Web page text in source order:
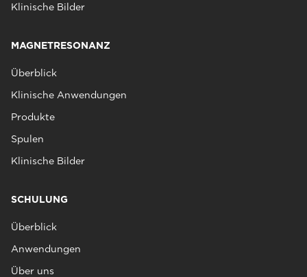
Klinische Bilder
MAGNETRESONANZ
Überblick
Klinische Anwendungen
Produkte
Spulen
Klinische Bilder
SCHULUNG
Überblick
Anwendungen
Über uns